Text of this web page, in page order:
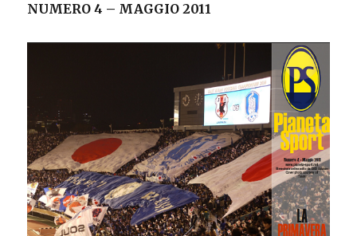
NUMERO 4 – MAGGIO 2011